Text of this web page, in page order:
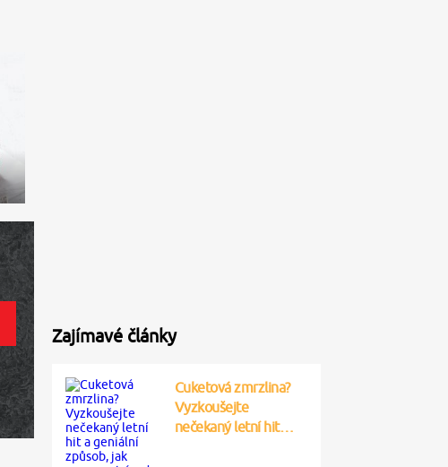
Zajímavé články
Cuketová zmrzlina?
Vyzkoušejte
nečekaný letní hit…